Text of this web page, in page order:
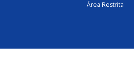
Área Restrita